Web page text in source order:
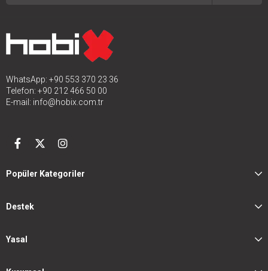
WhatsApp: +90 553 370 23 36
Telefon: +90 212 466 50 00
E-mail: info@hobix.com.tr
Popüler Kategoriler
Destek
Yasal